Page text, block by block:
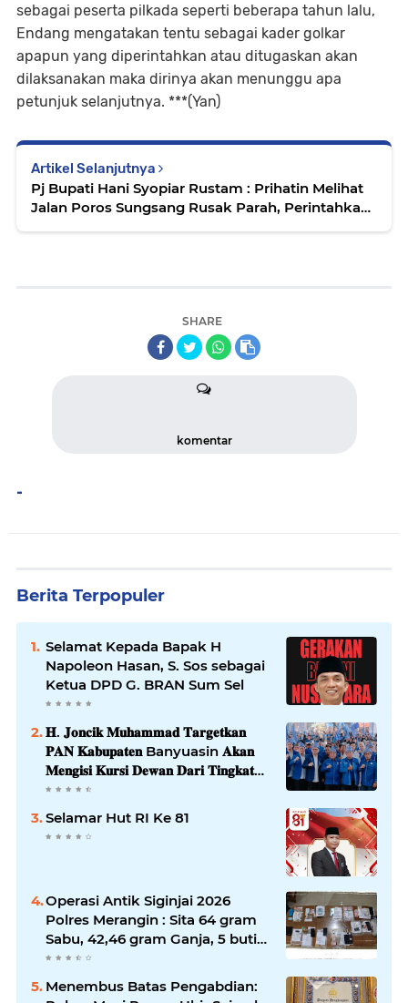
sebagai peserta pilkada seperti beberapa tahun lalu,
Endang mengatakan tentu sebagai kader golkar
apapun yang diperintahkan atau ditugaskan akan
dilaksanakan maka dirinya akan menunggu apa
petunjuk selanjutnya. ***(Yan)
Artikel Selanjutnya
Pj Bupati Hani Syopiar Rustam : Prihatin Melihat
Jalan Poros Sungsang Rusak Parah, Perintahkan
SHARE
komentar
-
Berita Terpopuler
Selamat Kepada Bapak H
Napoleon Hasan, S. Sos sebagai
Ketua DPD G. BRAN Sum Sel
𝐇. 𝐉𝐨𝐧𝐜𝐢𝐤 𝐌𝐮𝐡𝐚𝐦𝐦𝐚𝐝 𝐓𝐚𝐫𝐠𝐞𝐭𝐤𝐚𝐧
𝐏𝐀𝐍 𝐊𝐚𝐛𝐮𝐩𝐚𝐭𝐞𝐧 Banyuasin 𝐀𝐤𝐚𝐧
𝐌𝐞𝐧𝐠𝐢𝐬𝐢 𝐊𝐮𝐫𝐬𝐢 𝐃𝐞𝐰𝐚𝐧 𝐃𝐚𝐫𝐢 𝐓𝐢𝐧𝐠𝐤𝐚𝐭
𝐃𝐏𝐑 𝐃𝐚𝐞𝐫𝐚𝐡 𝐇𝐢𝐧𝐠𝐠𝐚 𝐃𝐏𝐑-𝐑𝐈
Selamar Hut RI Ke 81
Operasi Antik Siginjai 2026
Polres Merangin : Sita 64 gram
Sabu, 42,46 gram Ganja, 5 butir
extasi, dan Amankan 21 Orang
Menembus Batas Pengabdian: